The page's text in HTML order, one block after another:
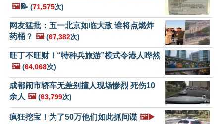
🖼️📝 (71,575次)
网友猛批：五一北京如临大敌 谁将点燃炸
药桶？ 🖼️ (67,382次)
旺丁不旺财！“特种兵旅游”模式令港人哗然
🖼️ (64,068次)
成都闹市轿车无差别撞人现场惨烈 死伤10
余人 🖼️ (63,799次)
疯狂挖宝！为了50万他们如此抓间谍 🖼️▶️